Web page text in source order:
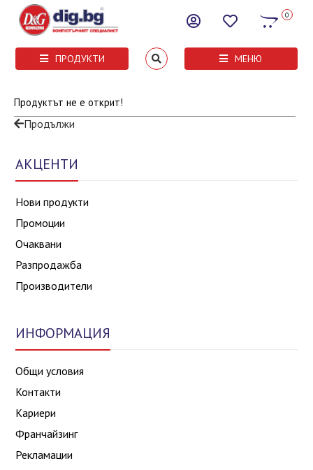
0
ПРОДУКТИ МЕНЮ
Продуктът не е открит!
Продължи
АКЦЕНТИ
Нови продукти
Промоции
Очаквани
Разпродажба
Производители
ИНФОРМАЦИЯ
Общи условия
Контакти
Кариери
Франчайзинг
Рекламации